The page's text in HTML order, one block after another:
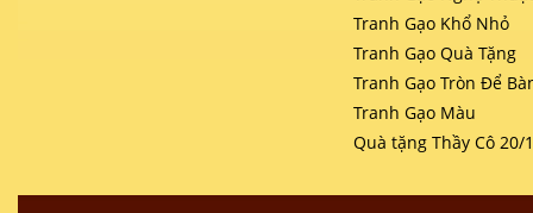
Tranh Gạo Khổ Nhỏ
Tranh Gạo Quà Tặng
Tranh Gạo Tròn Để
Tranh Gạo Màu
Quà tặng Thầy Cô 20/